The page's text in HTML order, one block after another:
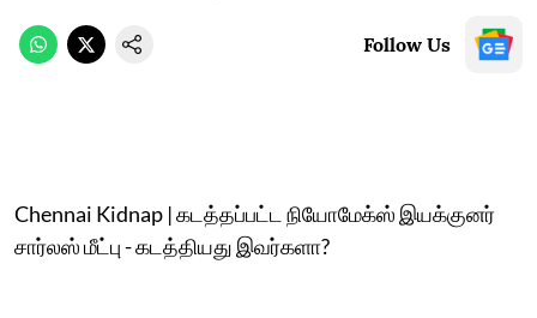
Follow Us
Chennai Kidnap | கடத்தப்பட்ட நியோமேக்ஸ் இயக்குனர்
சார்லஸ் மீட்பு - கடத்தியது இவர்களா?